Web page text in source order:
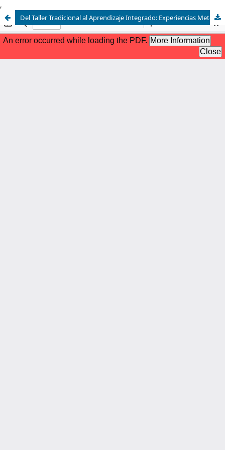
,
Del Taller Tradicional al Aprendizaje Integrado: Experiencias Metodológicas en la Enseñanza de la Composición Arquitectónica